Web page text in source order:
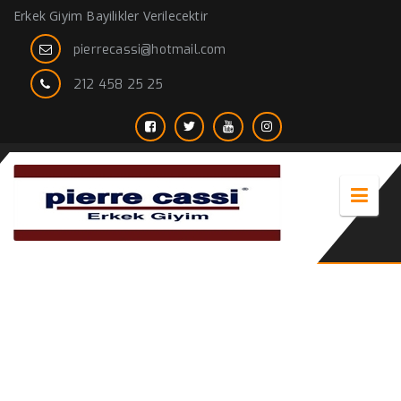
Erkek Giyim Bayilikler Verilecektir
pierrecassi@hotmail.com
212 458 25 25